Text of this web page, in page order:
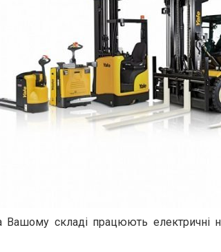
складі працюють електричні